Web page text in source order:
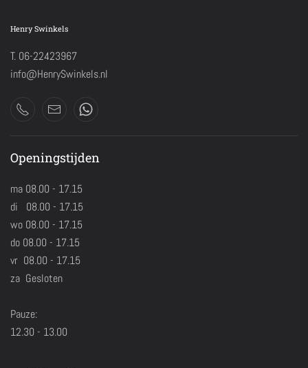
Henry Swinkels
T. 06-22423967
info@HenrySwinkels.nl
Openingstijden
ma 08.00 - 17.15
di 08.00 - 17.15
wo 08.00 - 17.15
do 08.00 - 17.15
vr 08.00 - 17.15
za Gesloten
Pauze:
12.30 - 13.00